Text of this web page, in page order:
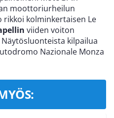
moottoriurheilun
kolminkertaisen Le
viiden voiton
kilpailua
Nazionale Monza